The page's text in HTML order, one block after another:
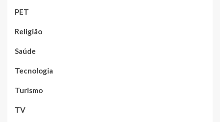
PET
Religião
Saúde
Tecnologia
Turismo
TV